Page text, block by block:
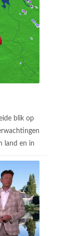
blik op
land en in